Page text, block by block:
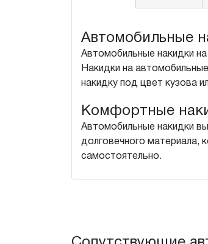
Автомобильные
Автомобильные накидки
Накидки на
накидку под цвет кузова
Комфортные
Автомобильные накидки
долговечного материала,
самостоятельно.